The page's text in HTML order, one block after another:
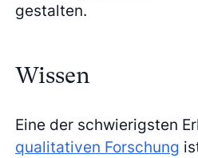
gestalten.
Wissen
Eine der schwierigsten
qualitativen Forschung